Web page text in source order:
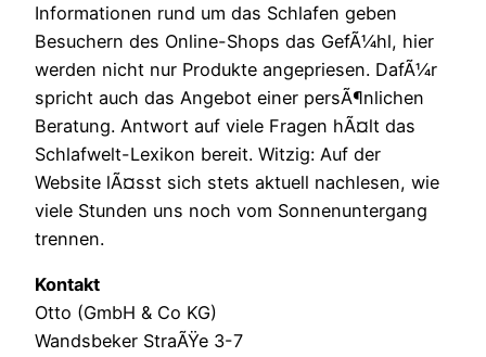
Informationen rund um das Schlafen geben
Besuchern des Online-Shops das GefÃ¼hl, hier
werden nicht nur Produkte angepriesen. DafÃ¼r
spricht auch das Angebot einer persÃ¶nlichen
Beratung. Antwort auf viele Fragen hÃ¤lt das
Schlafwelt-Lexikon bereit. Witzig: Auf der
Website lÃ¤sst sich stets aktuell nachlesen, wie
viele Stunden uns noch vom Sonnenuntergang
trennen.
Kontakt
Otto (GmbH & Co KG)
Wandsbeker StraÃŸe 3-7